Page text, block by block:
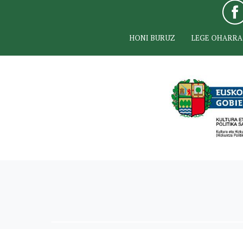
HONI BURUZ LEGE OHARRA